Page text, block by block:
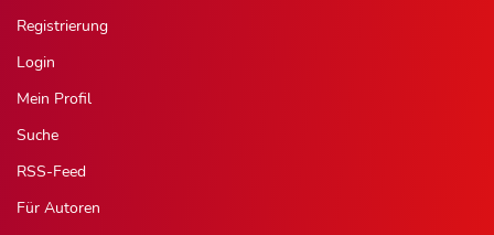
Registrierung
Login
Mein Profil
Suche
RSS-Feed
Für Autoren